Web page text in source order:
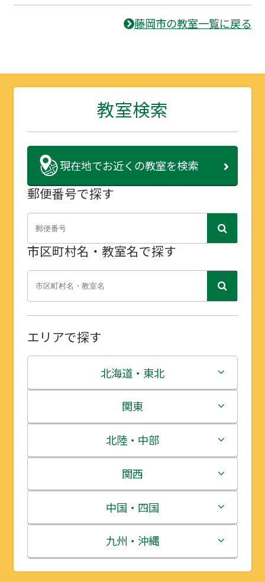
藤岡市の教室一覧に戻る
教室検索
現在地でお近くの教室を検索
郵便番号で探す
市区町村名・教室名で探す
エリアで探す
北海道・東北
北海道
青森県
岩手県
宮城県
秋田県
山形県
関東
茨城県
栃木県
群馬県
埼玉県
千葉県
北陸・中部
新潟県
富山県
石川県
福井県
関西
三重県
滋賀県
京都府
中国・四国
鳥取県
島根県
九州・沖縄
福岡県